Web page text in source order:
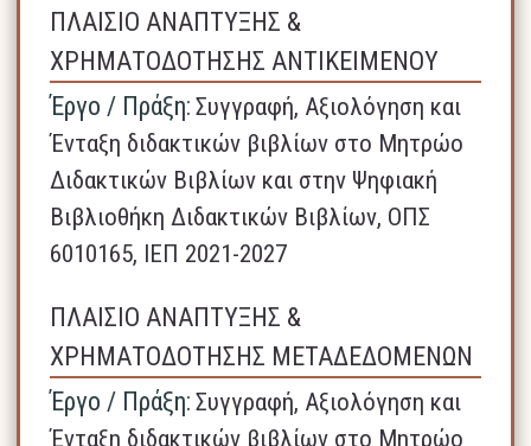
ΠΛΑΙΣΙΟ ΑΝΑΠΤΥΞΗΣ &
ΧΡΗΜΑΤΟΔΟΤΗΣΗΣ ΑΝΤΙΚΕΙΜΕΝΟΥ
Έργο / Πράξη: Συγγραφή, Αξιολόγηση και
Ένταξη διδακτικών βιβλίων στο Μητρώο
Διδακτικών Βιβλίων και στην Ψηφιακή
Βιβλιοθήκη Διδακτικών Βιβλίων, ΟΠΣ
6010165, ΙΕΠ 2021-2027
ΠΛΑΙΣΙΟ ΑΝΑΠΤΥΞΗΣ &
ΧΡΗΜΑΤΟΔΟΤΗΣΗΣ ΜΕΤΑΔΕΔΟΜΕΝΩΝ
Έργο / Πράξη: Συγγραφή, Αξιολόγηση και
Ένταξη διδακτικών βιβλίων στο Μητρώο